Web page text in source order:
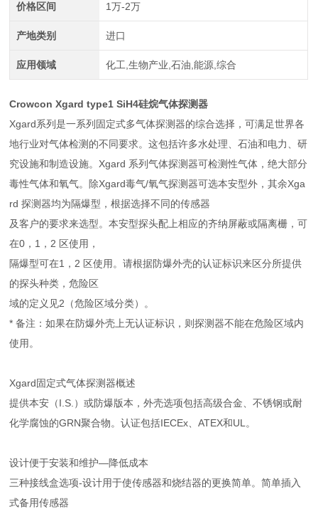
价格区间 1万-2万
产地类别 进口
应用领域 化工,生物产业,石油,能源,综合
CrowconXgard type1 SiH4硅烷气体探测器
Xgard系列是一系列固定式多气体探测器的综合选择，可满足世界各
地行业对气体检测的不同要求。这包括许多水处理、石油和电力、研
究设施和制造设施。Xgard 系列气体探测器可检测性气体，绝大部分
毒性气体和氧气。除Xgard毒气/氧气探测器可选本安型外，其余Xga
rd 探测器均为隔爆型，根据选择不同的传感器
及客户的要求来选型。本安型探头配上相应的齐纳屏蔽或隔离栅，可
在0，1，2 区使用，
隔爆型可在1，2 区使用。请根据防爆外壳的认证标识来区分所提供
的探头种类，危险区
域的定义见2（危险区域分类）。
* 备注：如果在防爆外壳上无认证标识，则探测器不能在危险区域内
使用。
Xgard固定式气体探测器概述
提供本安（I.S.）或防爆版本，外壳选项包括高级合金、不锈钢或耐
化学腐蚀的GRN聚合物。认证包括IECEx、ATEX和UL。
设计便于安装和维护—降低成本
三种接线盒选项-设计用于使传感器和烧结器的更换简单。简单插入
式备用传感器